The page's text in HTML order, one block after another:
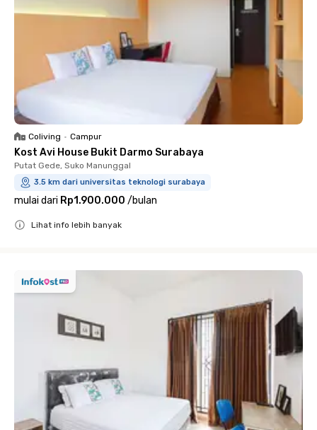
Coliving • Campur
Kost Avi House Bukit Darmo Surabaya
Putat Gede, Suko Manunggal
3.5 km dari universitas teknologi surabaya
mulai dari Rp1.900.000 /bulan
Lihat info lebih banyak